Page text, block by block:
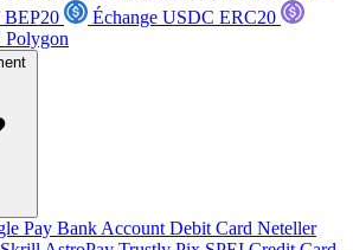
BEP20
Échange USDC ERC20
Polygon
Pay Bank Account Debit Card Neteller